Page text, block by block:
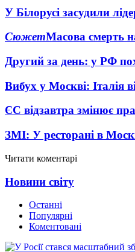
У Білорусі засудили
СюжетМасова смерть
Другий за день: у РФ
Вибух у Москві: Італія
ЄС відзавтра змінює
ЗМІ: У ресторані в
Читати коментарі
Новини світу
Останні
Популярні
Коментовані